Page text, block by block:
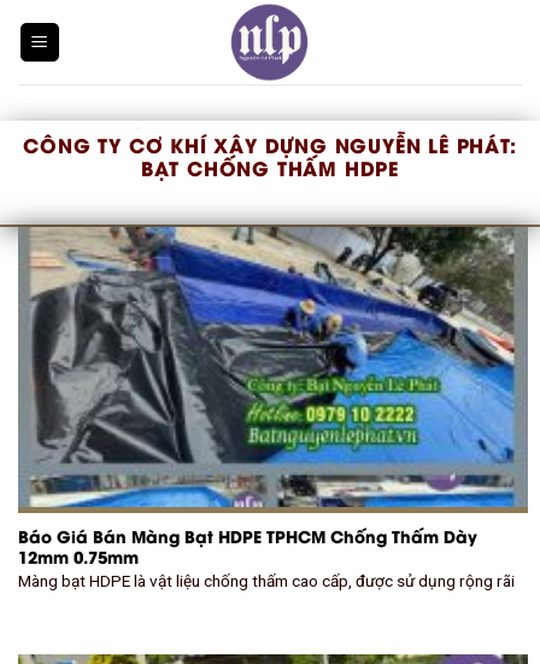
CÔNG TY CƠ KHÍ XÂY DỰNG NGUYỄN LÊ PHÁT:
BẠT CHỐNG THẤM HDPE
Báo Giá Bán Màng Bạt HDPE TPHCM Chống Thấm Dày
12mm 0.75mm
Màng bạt HDPE là vật liệu chống thấm cao cấp, được sử dụng rộng rãi